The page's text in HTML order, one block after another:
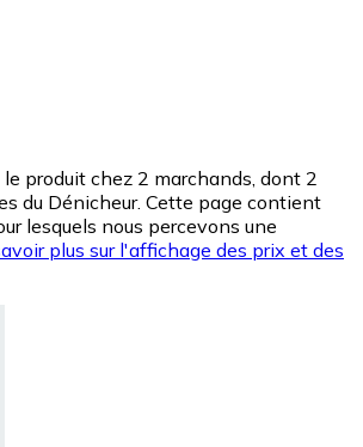
produit chez 2 marchands, dont 2
du Dénicheur. Cette page contient
lesquels nous percevons une
plus sur l'affichage des prix et des